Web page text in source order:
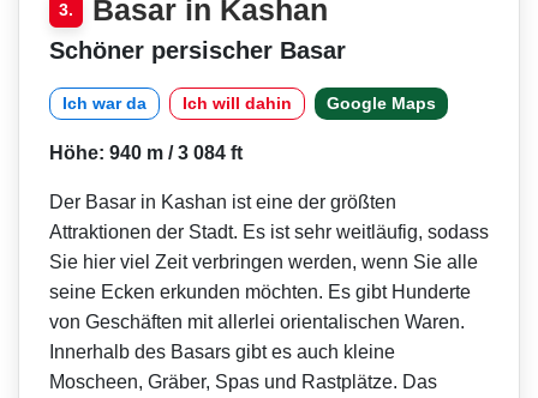
3. Basar in Kashan
Schöner persischer Basar
Ich war da Ich will dahin Google Maps
Höhe: 940 m / 3 084 ft
Der Basar in Kashan ist eine der größten
Attraktionen der Stadt. Es ist sehr weitläufig, sodass
Sie hier viel Zeit verbringen werden, wenn Sie alle
seine Ecken erkunden möchten. Es gibt Hunderte
von Geschäften mit allerlei orientalischen Waren.
Innerhalb des Basars gibt es auch kleine
Moscheen, Gräber, Spas und Rastplätze. Das